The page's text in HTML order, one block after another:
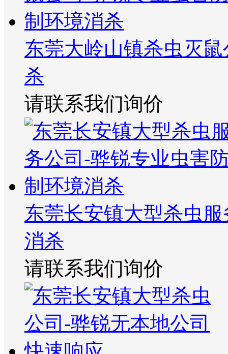
东莞大岭山镇杀虫灭
杀
请联系我们询价
东莞长安镇大型杀虫
消杀
请联系我们询价